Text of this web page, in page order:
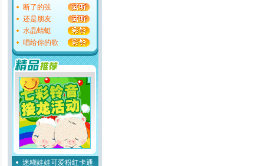
断了的弦
还是朋友
水晶蜻蜓
唱给你的歌
迷糊娃娃可爱粉红卡通